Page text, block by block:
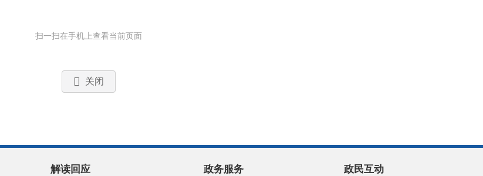
扫一扫在手机上查看当前页面
关闭
解读回应 政务服务 政民互动